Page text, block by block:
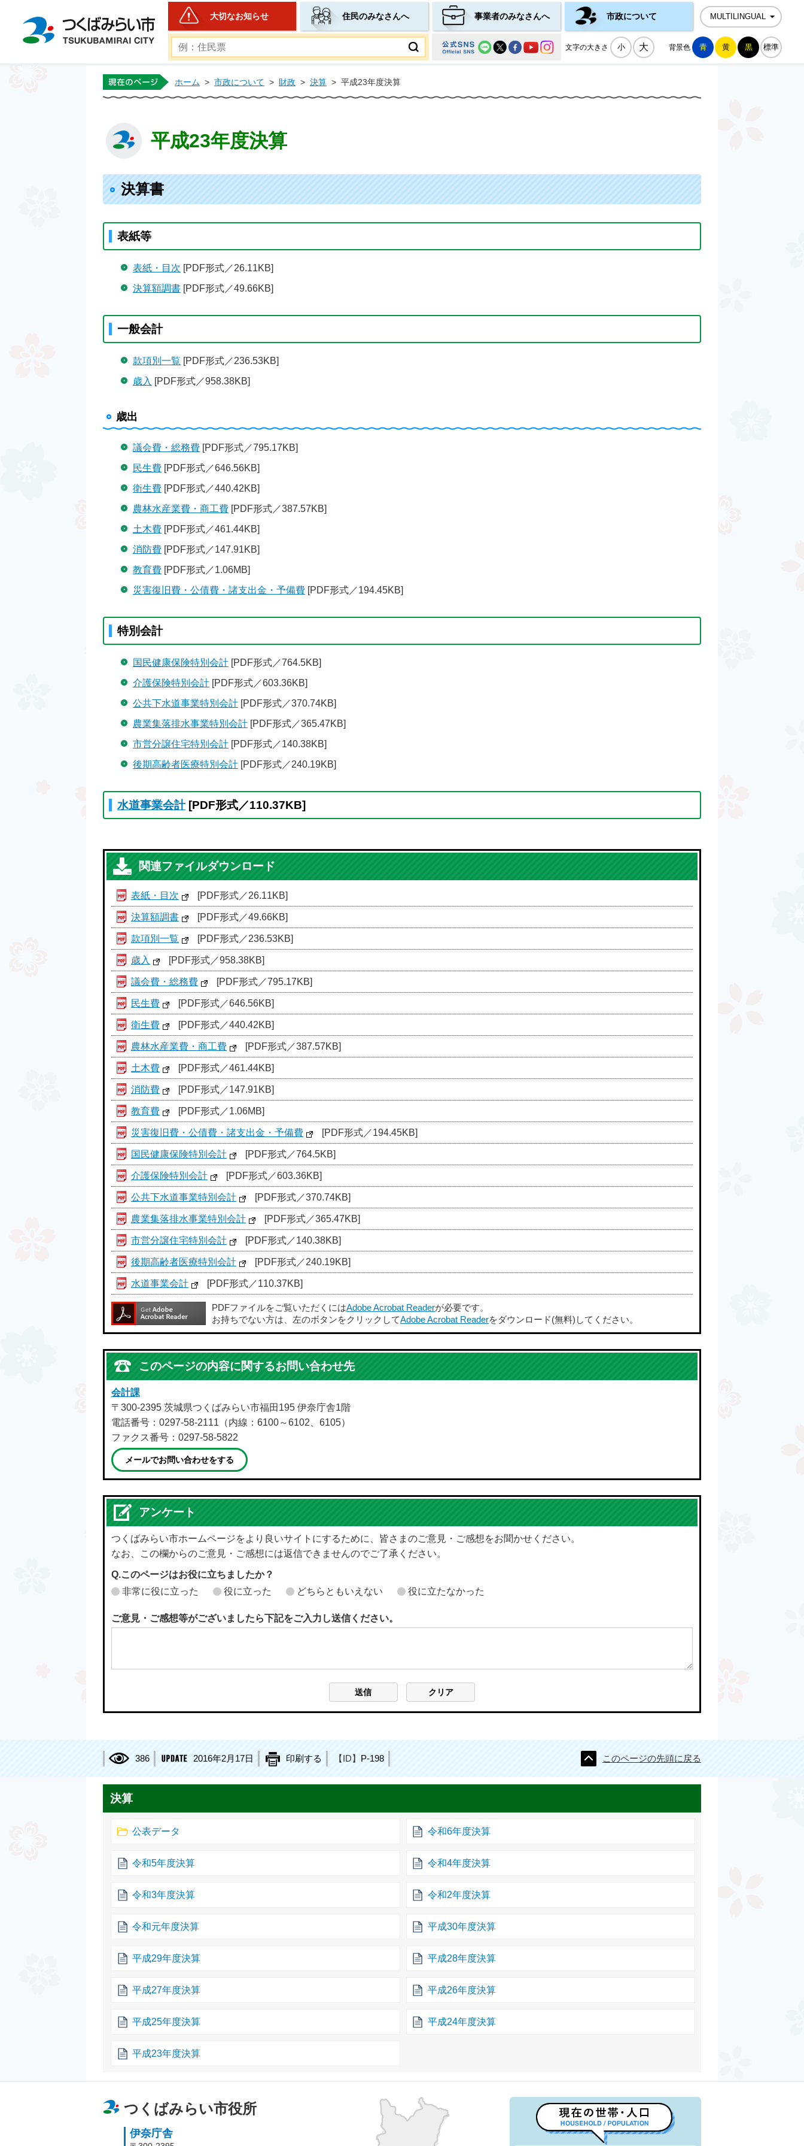
つくばみらい市公式ホームページ
大切なお知らせ 住民のみなさんへ 事業者のみなさんへ 市政について MULTILINGUAL
文字の大きさ 小 大 背景色 青 黄 黒 標準
ホーム > 市政について > 財政 > 決算 > 平成23年度決算
平成23年度決算
決算書
表紙等
表紙・目次 [PDF形式／26.11KB]
決算額調書 [PDF形式／49.66KB]
一般会計
款項別一覧 [PDF形式／236.53KB]
歳入 [PDF形式／958.38KB]
歳出
議会費・総務費 [PDF形式／795.17KB]
民生費 [PDF形式／646.56KB]
衛生費 [PDF形式／440.42KB]
農林水産業費・商工費 [PDF形式／387.57KB]
土木費 [PDF形式／461.44KB]
消防費 [PDF形式／147.91KB]
教育費 [PDF形式／1.06MB]
災害復旧費・公債費・諸支出金・予備費 [PDF形式／194.45KB]
特別会計
国民健康保険特別会計 [PDF形式／764.5KB]
介護保険特別会計 [PDF形式／603.36KB]
公共下水道事業特別会計 [PDF形式／370.74KB]
農業集落排水事業特別会計 [PDF形式／365.47KB]
市営分譲住宅特別会計 [PDF形式／140.38KB]
後期高齢者医療特別会計 [PDF形式／240.19KB]
水道事業会計[PDF形式／110.37KB]
関連ファイルダウンロード
表紙・目次 [PDF形式／26.11KB]
決算額調書 [PDF形式／49.66KB]
款項別一覧 [PDF形式／236.53KB]
歳入 [PDF形式／958.38KB]
議会費・総務費 [PDF形式／795.17KB]
民生費 [PDF形式／646.56KB]
衛生費 [PDF形式／440.42KB]
農林水産業費・商工費 [PDF形式／387.57KB]
土木費 [PDF形式／461.44KB]
消防費 [PDF形式／147.91KB]
教育費 [PDF形式／1.06MB]
災害復旧費・公債費・諸支出金・予備費 [PDF形式／194.45KB]
国民健康保険特別会計 [PDF形式／764.5KB]
介護保険特別会計 [PDF形式／603.36KB]
公共下水道事業特別会計 [PDF形式／370.74KB]
農業集落排水事業特別会計 [PDF形式／365.47KB]
市営分譲住宅特別会計 [PDF形式／140.38KB]
後期高齢者医療特別会計 [PDF形式／240.19KB]
水道事業会計 [PDF形式／110.37KB]
PDFファイルをご覧いただくにはAdobe Acrobat Readerが必要です。
お持ちでない方は、左のボタンをクリックしてAdobe Acrobat Readerをダウンロード(無料)してください。
このページの内容に関するお問い合わせ先
会計課
〒300-2395 茨城県つくばみらい市福田195 伊奈庁舎1階
電話番号：0297-58-2111（内線：6100～6102、6105）
ファクス番号：0297-58-5822
メールでお問い合わせをする
アンケート
つくばみらい市ホームページをより良いサイトにするために、皆さまのご意見・ご感想をお聞かせください。
なお、この欄からのご意見・ご感想には返信できませんのでご了承ください。
Q.このページはお役に立ちましたか？
非常に役に立った
役に立った どちらともいえない 役に立たなかった
ご意見・ご感想等がございましたら下記をご入力し送信ください。
386 2016年2月17日 印刷する 【ID】 P-198 このページの先頭に戻る
決算
公表データ 令和6年度決算
令和5年度決算 令和4年度決算
令和3年度決算 令和2年度決算
令和元年度決算 平成30年度決算
平成29年度決算 平成28年度決算
平成27年度決算 平成26年度決算
平成25年度決算 平成24年度決算
平成23年度決算
つくばみらい市役所
伊奈庁舎